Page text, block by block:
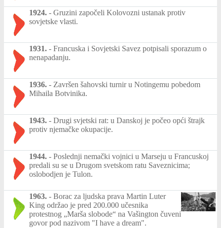
1924. - Gruzini započeli Kolovozni ustanak protiv
sovjetske vlasti.
1931. - Francuska i Sovjetski Savez potpisali sporazum o
nenapadanju.
1936. - Završen šahovski turnir u Notingemu pobedom
Mihaila Botvinika.
1943. - Drugi svjetski rat: u Danskoj je počeo opći štrajk
protiv njemačke okupacije.
1944. - Poslednji nemački vojnici u Marseju u Francuskoj
predali su se u Drugom svetskom ratu Saveznicima;
oslobodjen je Tulon.
1963. - Borac za ljudska prava Martin Luter
King održao je pred 200.000 učesnika
protestnog „Marša slobode“ na Vašington čuveni
govor pod nazivom "I have a dream".